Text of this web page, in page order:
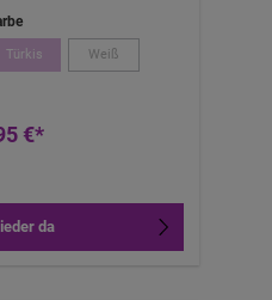
Türkis Weiß
€*
da